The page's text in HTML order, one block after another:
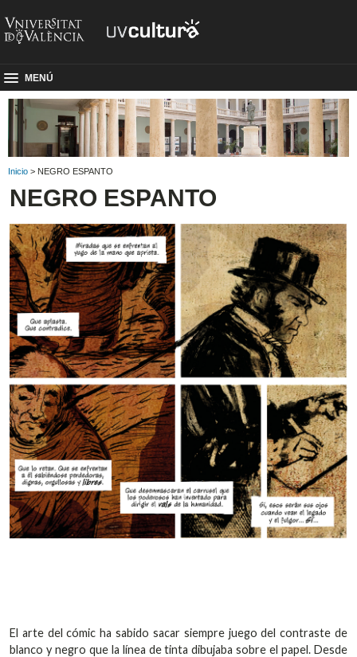
MENÚ
Inicio > NEGRO ESPANTO
NEGRO ESPANTO
El arte del cómic ha sabido sacar siempre juego del contraste de
blanco y negro que la línea de tinta dibujaba sobre el papel. Desde